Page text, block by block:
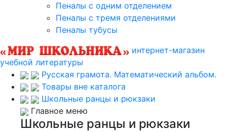
Пеналы с одним отделением
Пеналы с тремя отделениями
Пеналы тубусы
интернет-магазин
учебной литературы
Русская грамота. Математический альбом.
Товары вне каталога
Школьные ранцы и рюкзаки
Главное меню
Школьные ранцы и рюкзаки